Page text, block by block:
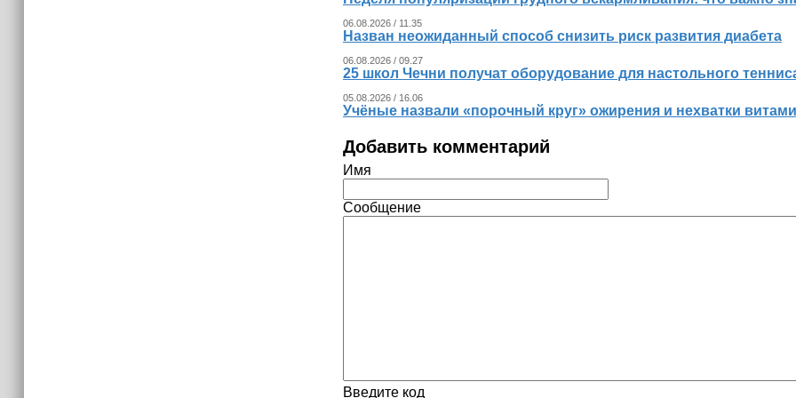
06.08.2026 / 11.35
Назван неожиданный способ снизить риск развития диабета
06.08.2026 / 09.27
25 школ Чечни получат оборудование для настольного
05.08.2026 / 16.06
Учёные назвали «порочный круг» ожирения и нехватки
Добавить комментарий
Имя
Сообщение
Введите код